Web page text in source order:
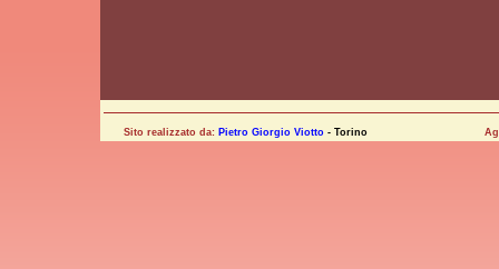
Sito realizzato da: Pietro Giorgio Viotto - Torino